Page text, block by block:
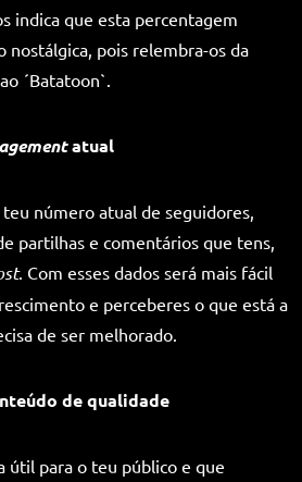
indica que esta percentagem
nostálgica, pois relembra-os da
´Batatoon`.
atual
número atual de seguidores,
partilhas e comentários que tens,
. Com esses dados será mais fácil
e perceberes o que está a
de ser melhorado.
de qualidade
útil para o teu público e que